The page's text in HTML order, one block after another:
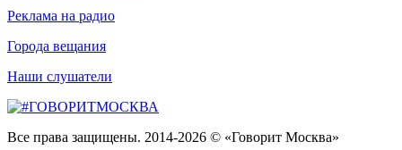
Реклама на радио
Города вещания
Наши слушатели
Все права защищены. 2014-2026 © «Говорит Москва»